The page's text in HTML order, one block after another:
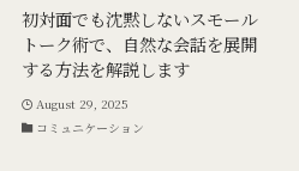
初対面でも沈黙しないスモール
トーク術で、自然な会話を展開
する方法を解説します
August 29, 2025
コミュニケーション